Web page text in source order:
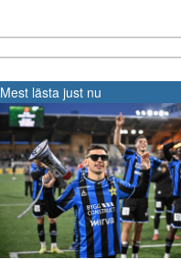
Mest lästa just nu